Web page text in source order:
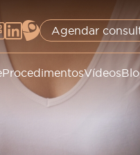
Agendar
ProcedimentosVídeos